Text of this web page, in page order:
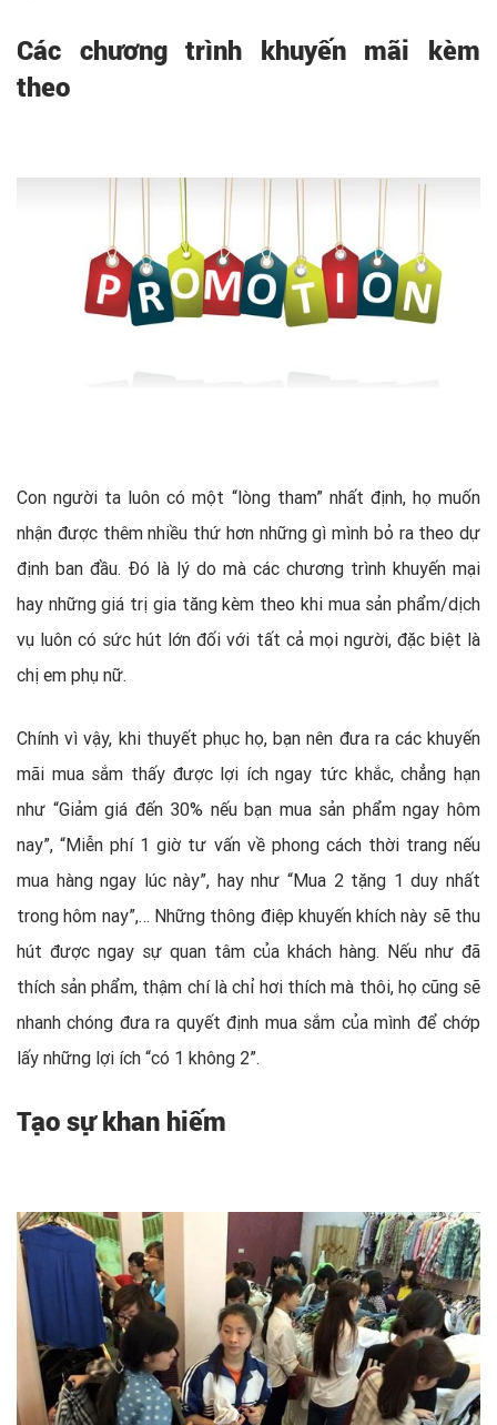
Các chương trình khuyến mãi kèm
theo
Con người ta luôn có một “lòng tham” nhất định, họ muốn
nhận được thêm nhiều thứ hơn những gì mình bỏ ra theo dự
định ban đầu. Đó là lý do mà các chương trình khuyến mại
hay những giá trị gia tăng kèm theo khi mua sản phẩm/dịch
vụ luôn có sức hút lớn đối với tất cả mọi người, đặc biệt là
chị em phụ nữ.
Chính vì vậy, khi thuyết phục họ, bạn nên đưa ra các khuyến
mãi mua sắm thấy được lợi ích ngay tức khắc, chẳng hạn
như “Giảm giá đến 30% nếu bạn mua sản phẩm ngay hôm
nay”, “Miễn phí 1 giờ tư vấn về phong cách thời trang nếu
mua hàng ngay lúc này”, hay như “Mua 2 tặng 1 duy nhất
trong hôm nay”,… Những thông điệp khuyến khích này sẽ thu
hút được ngay sự quan tâm của khách hàng. Nếu như đã
thích sản phẩm, thậm chí là chỉ hơi thích mà thôi, họ cũng sẽ
nhanh chóng đưa ra quyết định mua sắm của mình để chớp
lấy những lợi ích “có 1 không 2”.
Tạo sự khan hiếm